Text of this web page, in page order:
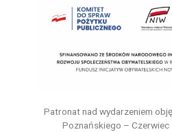
Patronat nad wydarzeniem
Poznańskiego – Czerwiec